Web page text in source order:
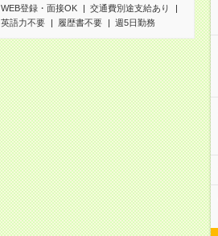
WEB登録・面接OK
交通費別途支給あり
英語力不要
履歴書不要 週5日勤務